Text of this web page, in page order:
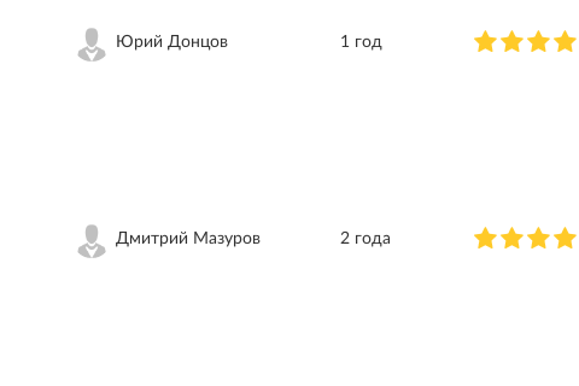
Юрий Донцов 1 год
Дмитрий Мазуров 2 года